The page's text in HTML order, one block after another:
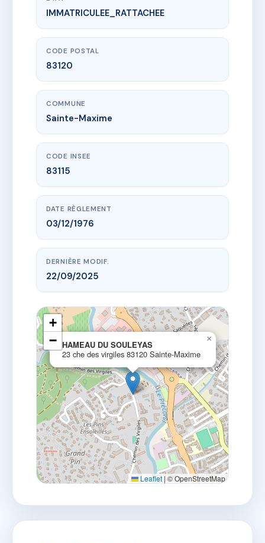
www.vme.plus/AA0346866
HAMEAU DU SOULEYAS
23 che des virgiles
IMMATRICULEE_RATTACHEE
CODE POSTAL
83120
COMMUNE
Sainte-Maxime
CODE INSEE
83115
DATE RÈGLEMENT
03/12/1976
DERNIÈRE MODIF.
22/09/2025
HAMEAU DU SOULEYAS
23 che des virgiles 83120 Sainte-Maxime
×
+
−
Leaflet | © OpenStreetMap